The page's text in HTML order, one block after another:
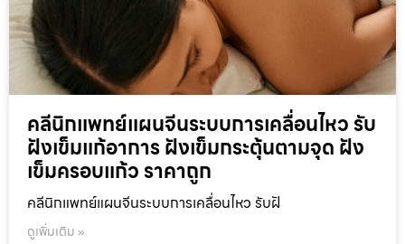
คลีนิกแพทย์แผนจีนระบบการเคลื่อนไหว รับ
ฝังเข็มแก้อาการ ฝังเข็มกระตุ้นตามจุด ฝัง
เข็มครอบแก้ว ราคาถูก
คลีนิกแพทย์แผนจีนระบบการเคลื่อนไหว รับฝั
ดูเพิ่มเติม »